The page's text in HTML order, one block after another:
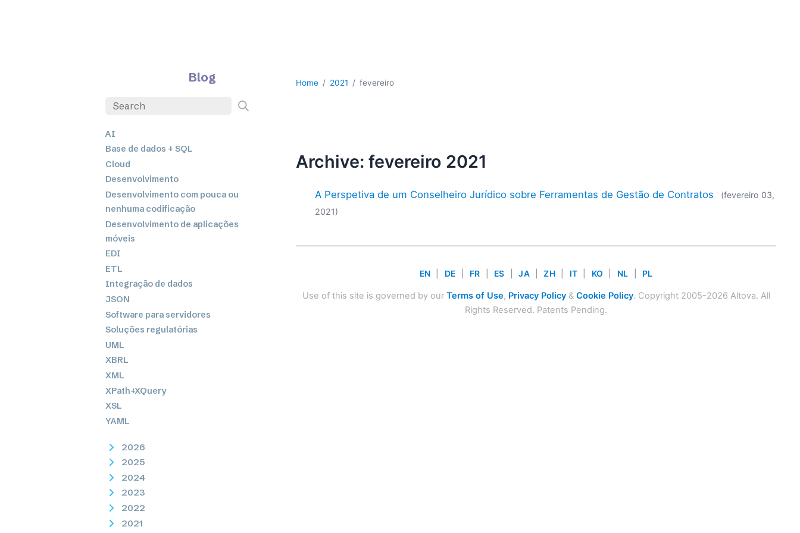
Blog
AI
Base de dados + SQL
Cloud
Desenvolvimento
Desenvolvimento com pouca ou
nenhuma codificação
Desenvolvimento de aplicações
móveis
EDI
ETL
Integração de dados
JSON
Software para servidores
Soluções regulatórias
UML
XBRL
XML
XPath+XQuery
XSL
YAML
2026
2025
2024
2023
2022
2021
Home 2021 fevereiro
Archive: fevereiro 2021
A Perspetiva de um Conselheiro Jurídico sobre Ferramentas de Gestão de Contratos
(fevereiro 03,
2021)
EN DE FR ES JA ZH IT KO NL PL
Use of this site is governed by our Terms of Use, Privacy Policy& Cookie Policy. Copyright 2005-2026 Altova. All
Rights Reserved. Patents Pending.